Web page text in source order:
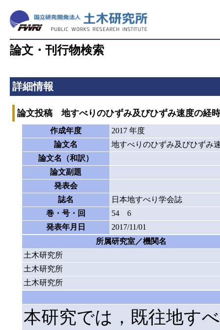
論文・刊行物検索
詳細情報
論文投稿 地すべりのひずみ及びひずみ速度の経
作成年度
2017 年度
論文名
地すべりのひずみ及びひずみ
論文名（和訳）
論文副題
発表会
誌名
日本地すべり学会誌
巻・号・回
54 6
発表年月日
2017/11/01
所属研究室／機関名
土木研究所
土木研究所
土木研究所
本研究では，既往地す